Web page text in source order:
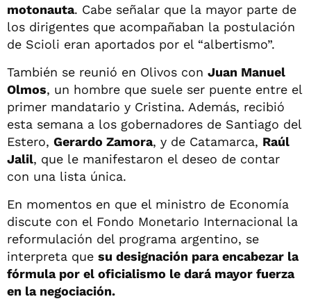
motonauta. Cabe señalar que la mayor parte de
los dirigentes que acompañaban la postulación
de Scioli eran aportados por el “albertismo”.
También se reunió en Olivos con Juan Manuel
Olmos, un hombre que suele ser puente entre el
primer mandatario y Cristina. Además, recibió
esta semana a los gobernadores de Santiago del
Estero, Gerardo Zamora, y de Catamarca, Raúl
Jalil, que le manifestaron el deseo de contar
con una lista única.
En momentos en que el ministro de Economía
discute con el Fondo Monetario Internacional la
reformulación del programa argentino, se
interpreta que su designación para encabezar la
fórmula por el oficialismo le dará mayor fuerza
en la negociación.